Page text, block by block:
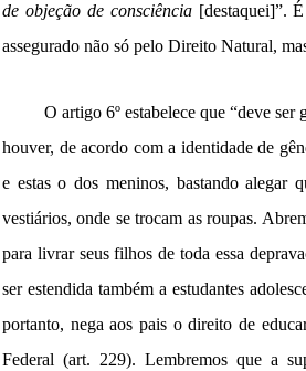
de objeção de consciência[destaquei]”.
assegurado não só pelo Direito Natural,
O artigo 6º estabelece que “deve
houver, de acordo com a identidade de
e estas o dos meninos, bastando alegar
vestiários, onde se trocam as roupas.
para livrar seus filhos de toda essa
ser estendida também a estudantes
portanto, nega aos pais o direito de
Federal (art. 229). Lembremos que a